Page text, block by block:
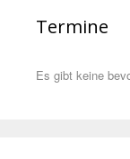
Termine
Es gibt keine